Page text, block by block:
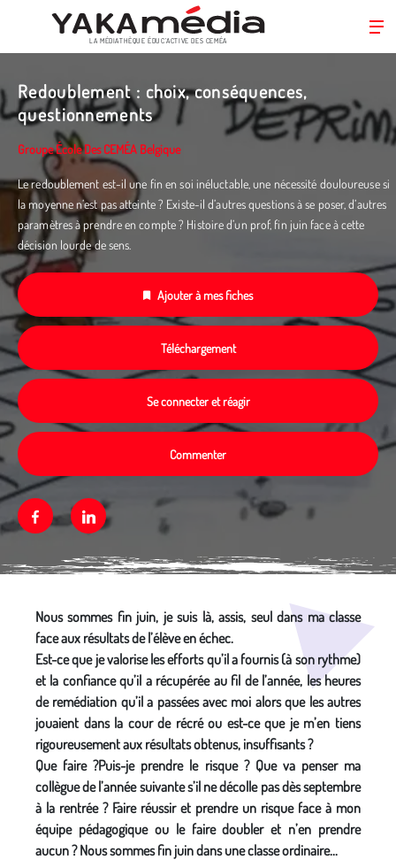
au
contenu
principal
LA MÉDIATHÈQUE ÉDUC’ACTIVE DES CEMÉA
Redoublement : choix, conséquences,
questionnements
Groupe École Des CEMÉA Belgique
Le redoublement est-il une fin en soi inéluctable, une nécessité douloureuse si
la moyenne n’est pas atteinte ? Existe-il d’autres questions à se poser, d’autres
paramètres à prendre en compte ? Histoire d’un prof, fin juin face à cette
décision lourde de sens.
Ajouter à mes fiches
Téléchargement
Se connecter et réagir
Commenter
FacebookLinkedin
Nous sommes fin juin, je suis là, assis, seul dans ma classe
face aux résultats de l’élève en échec.
Est-ce que je valorise les efforts qu’il a fournis (à son rythme)
et la confiance qu’il a récupérée au fil de l’année, les heures
de remédiation qu’il a passées avec moi alors que les autres
jouaient dans la cour de récré ou est-ce que je m’en tiens
rigoureusement aux résultats obtenus, insuffisants ?
Que faire ?Puis-je prendre le risque ? Que va penser ma
collègue de l’année suivante s’il ne décolle pas dès septembre
à la rentrée ? Faire réussir et prendre un risque face à mon
équipe pédagogique ou le faire doubler et n’en prendre
aucun ? Nous sommes fin juin dans une classe ordinaire...